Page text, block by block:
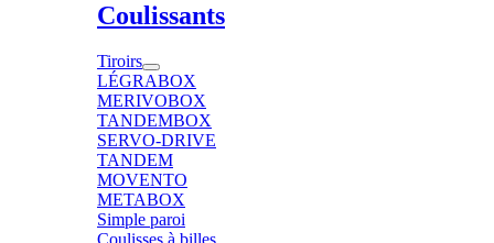
Coulissants
Tiroirs
LÉGRABOX
MERIVOBOX
TANDEMBOX
SERVO-DRIVE
TANDEM
MOVENTO
METABOX
Simple paroi